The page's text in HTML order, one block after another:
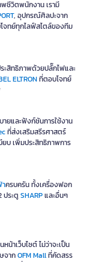
ชีวิตพนักงาน เรามี
, อุปกรณ์ศิลปะจาก
จทย์ทุกไลฟ์สไตล์ของทีม
สิทธิภาพด้วยปลั๊กไฟและ
ELTRONที่ตอบโจทย์
ยและฟังก์ชันการใช้งาน
ที่ส่งเสริมสรีรศาสตร์
ยบ เพิ่มประสิทธิภาพการ
ครบครัน ทั้งเครื่องฟอก
ประตูSHARPและอื่นๆ
น้าเว็บไซต์ ไม่ว่าจะเป็น
จากOFM Mallที่คัดสรร